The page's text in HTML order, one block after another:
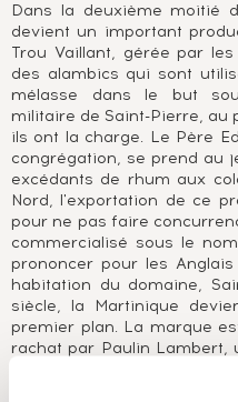
Dans la deuxième moitié
devient un important
Trou Vaillant, gérée par
des alambics qui sont
mélasse dans le but
militaire de Saint-Pierre, au
ils ont la charge. Le Père
congrégation, se prend au
excédants de rhum aux
Nord, l'exportation de ce
pour ne pas faire
commercialisé sous le
prononcer pour les
habitation du domaine,
siècle, la Martinique
premier plan. La marque
rachat par Paulin Lambert,
rachète plusieurs
rhum et son